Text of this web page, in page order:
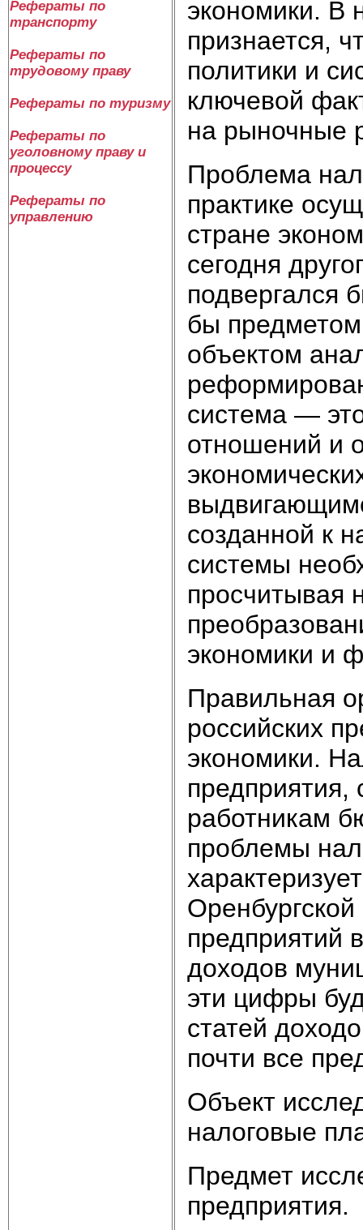
Рефераты по
транспорту
Рефераты по
трудовому праву
Рефераты по туризму
Рефераты по
уголовному праву и
процессу
Рефераты по
управлению
экономики. В
признается,
политики и
ключевой
на рыночные
Проблема
практике
стране
сегодня
подвергался
бы предметом
объектом
система —
отношений и
созданной к
системы
просчитывая
экономики и
Правильная
российских
экономики.
предприятия,
работникам
проблемы
предприятий
доходов
эти цифры
статей
почти все
Объект
налоговые
Предмет
предприятия.